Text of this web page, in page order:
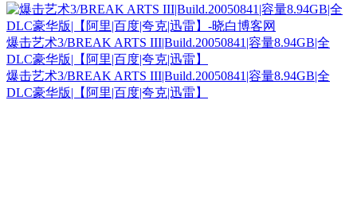
爆击艺术3/BREAK ARTS III|Build.20050841|容量8.94GB|全
DLC豪华版|【阿里|百度|夸克|迅雷】
爆击艺术3/BREAK ARTS III|Build.20050841|容量8.94GB|全
DLC豪华版|【阿里|百度|夸克|迅雷】